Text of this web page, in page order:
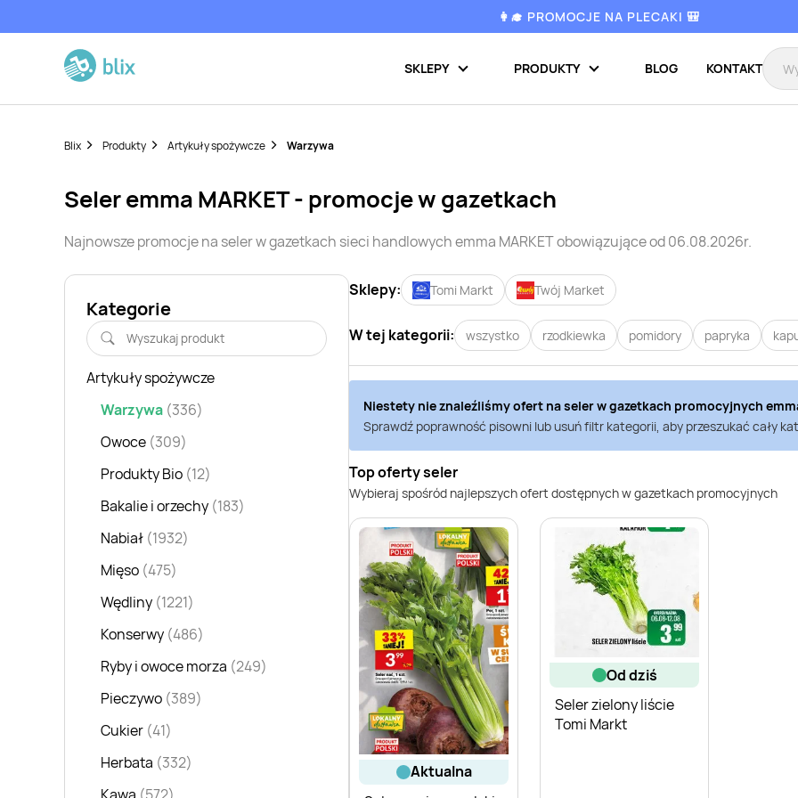
👩‍🎓 PROMOCJE NA PLECAKI 🎒
SKLEPY PRODUKTY BLOG KONTAKT
Blix Produkty Artykuły spożywcze Warzywa
seleremma MARKET- promocje w gazetkach
Najnowsze promocje na selerw gazetkach sieci handlowychemma MARKETobowiązujące od 06.08.2026r.
Kategorie
Artykuły spożywcze
Warzywa (336)
Owoce (309)
Produkty Bio (12)
Bakalie i orzechy (183)
Nabiał (1932)
Mięso (475)
Wędliny (1221)
Konserwy (486)
Ryby i owoce morza (249)
Pieczywo (389)
Cukier (41)
Herbata (332)
Sklepy: Tomi Markt Twój Market
W tej kategorii: wszystko rzodkiewka pomidory papryka
Niestety nie znaleźliśmy ofert naselerw gazetkach promocyjnych
Sprawdź poprawność pisowni lub usuń filtr kategorii, aby przeszukać cały
Top oferty seler
Wybieraj spośród najlepszych ofert dostępnych w gazetkach promocyjnych
aktualna
od dziś
Seler zielony liście
Tomi Markt